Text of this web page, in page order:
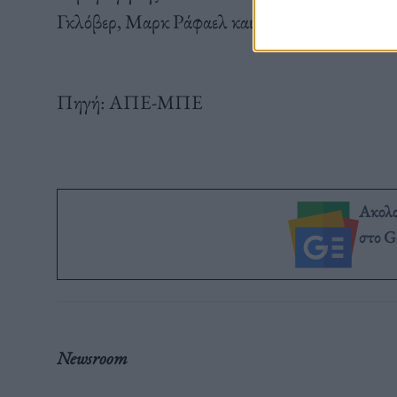
Γκλόβερ, Μαρκ Ράφαελ και Λούις Λι Ρέι είναι
Πηγή: ΑΠΕ-ΜΠΕ
στο
Newsroom